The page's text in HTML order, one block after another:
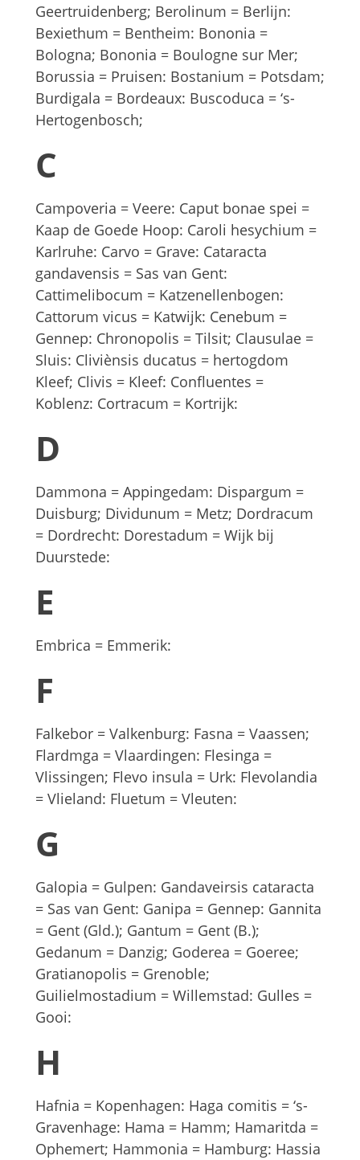
Geertruidenberg; Berolinum = Berlijn:
Bexiethum = Bentheim: Bononia =
Bologna; Bononia = Boulogne sur Mer;
Borussia = Pruisen: Bostanium = Potsdam;
Burdigala = Bordeaux: Buscoduca = ‘s-
Hertogenbosch;
C
Campoveria = Veere: Caput bonae spei =
Kaap de Goede Hoop: Caroli hesychium =
Karlruhe: Carvo = Grave: Cataracta
gandavensis = Sas van Gent:
Cattimelibocum = Katzenellenbogen:
Cattorum vicus = Katwijk: Cenebum =
Gennep: Chronopolis = Tilsit; Clausulae =
Sluis: Cliviènsis ducatus = hertogdom
Kleef; Clivis = Kleef: Confluentes =
Koblenz: Cortracum = Kortrijk:
D
Dammona = Appingedam: Dispargum =
Duisburg; Dividunum = Metz; Dordracum
= Dordrecht: Dorestadum = Wijk bij
Duurstede:
E
Embrica = Emmerik:
F
Falkebor = Valkenburg: Fasna = Vaassen;
Flardmga = Vlaardingen: Flesinga =
Vlissingen; Flevo insula = Urk: Flevolandia
= Vlieland: Fluetum = Vleuten:
G
Galopia = Gulpen: Gandaveirsis cataracta
= Sas van Gent: Ganipa = Gennep: Gannita
= Gent (Gld.); Gantum = Gent (B.);
Gedanum = Danzig; Goderea = Goeree;
Gratianopolis = Grenoble;
Guilielmostadium = Willemstad: Gulles =
Gooi:
H
Hafnia = Kopenhagen: Haga comitis = ‘s-
Gravenhage: Hama = Hamm; Hamaritda =
Ophemert; Hammonia = Hamburg: Hassia